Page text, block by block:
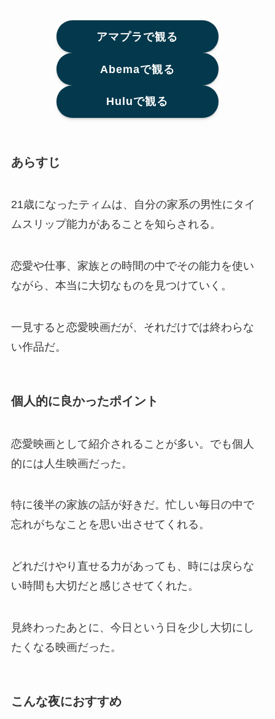
アマプラで観る
Abemaで観る
Huluで観る
あらすじ
21歳になったティムは、自分の家系の男性にタイ
ムスリップ能力があることを知らされる。
恋愛や仕事、家族との時間の中でその能力を使い
ながら、本当に大切なものを見つけていく。
一見すると恋愛映画だが、それだけでは終わらな
い作品だ。
個人的に良かったポイント
恋愛映画として紹介されることが多い。でも個人
的には人生映画だった。
特に後半の家族の話が好きだ。忙しい毎日の中で
忘れがちなことを思い出させてくれる。
どれだけやり直せる力があっても、時には戻らな
い時間も大切だと感じさせてくれた。
見終わったあとに、今日という日を少し大切にし
たくなる映画だった。
こんな夜におすすめ